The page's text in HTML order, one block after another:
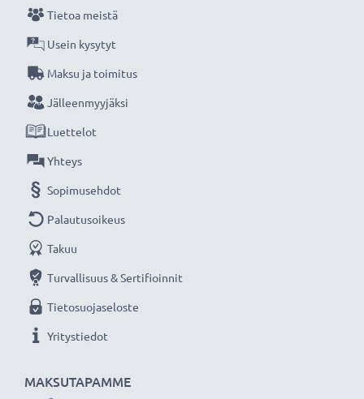
MAKSUTAPAMME
Tietoa meistä
Usein kysytyt
Maksu ja toimitus
Jälleenmyyjäksi
Luettelot
Yhteys
Sopimusehdot
Palautusoikeus
Takuu
Turvallisuus & Sertifioinnit
Tietosuojaseloste
Yritystiedot